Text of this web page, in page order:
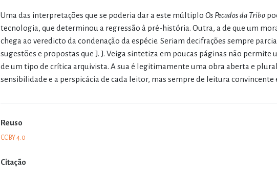
Uma das interpretações que se poderia dar a este múltiplo Os Pecados da Tribo
tecnologia, que determinou a regressão à pré-história. Outra, a de que um
chega ao veredicto da condenação da espécie. Seriam decifrações sempre
sugestões e propostas que J. J. Veiga sintetiza em poucas páginas não permite
de um tipo de crítica arquivista. A sua é legitimamente uma obra aberta e
sensibilidade e a perspicácia de cada leitor, mas sempre de leitura convincente
Reuso
CC BY 4.0
Citação